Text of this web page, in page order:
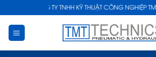
to
content
CÔNG TY TNHH KỸ THUẬT CÔNG NGHIỆP TMT